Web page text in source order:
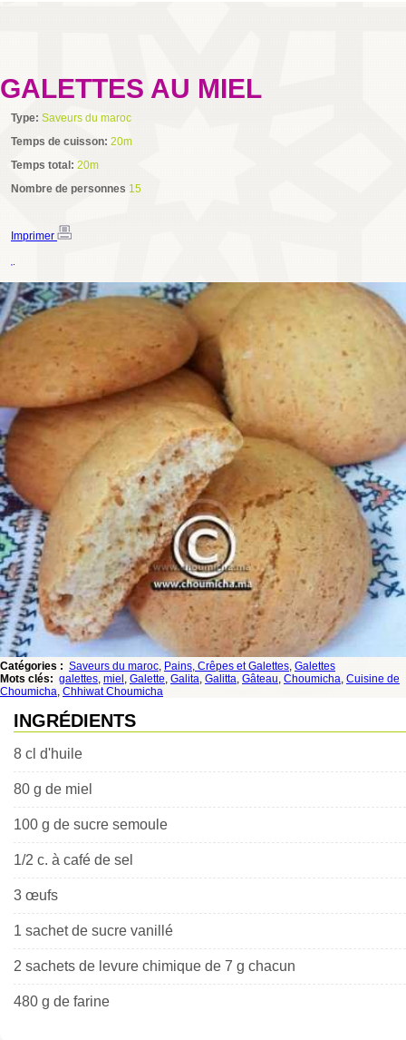
GALETTES AU MIEL
Type: Saveurs du maroc
Temps de cuisson: 20m
Temps total: 20m
Nombre de personnes 15
Imprimer
Catégories : Saveurs du maroc, Pains, Crêpes et Galettes, Galettes
Mots clés: galettes, miel , Galette, Galita, Galitta, Gâteau, Choumicha, Cuisine de
Choumicha, Chhiwat Choumicha
INGRÉDIENTS
8 cl d'huile
80 g de miel
100 g de sucre semoule
1/2 c. à café de sel
3 œufs
1 sachet de sucre vanillé
2 sachets de levure chimique de 7 g chacun
480 g de farine